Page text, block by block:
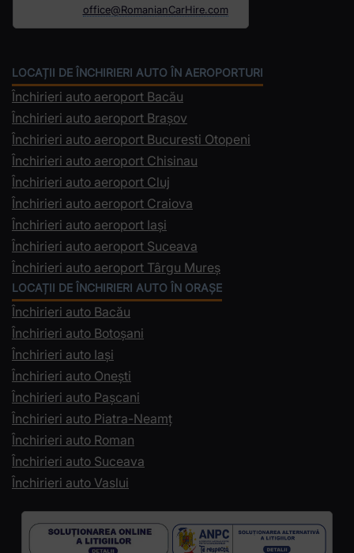
office@RomanianCarHire.com
LOCAȚII DE ÎNCHIRIERI AUTO ÎN AEROPORTURI
Închirieri auto aeroport Bacău
Închirieri auto aeroport Brașov
Închirieri auto aeroport Bucuresti Otopeni
Închirieri auto aeroport Chisinau
Închirieri auto aeroport Cluj
Închirieri auto aeroport Craiova
Închirieri auto aeroport Iași
Închirieri auto aeroport Suceava
Închirieri auto aeroport Târgu Mureș
LOCAȚII DE ÎNCHIRIERI AUTO ÎN ORAȘE
Închirieri auto Bacău
Închirieri auto Botoșani
Închirieri auto Iași
Închirieri auto Onești
Închirieri auto Pașcani
Închirieri auto Piatra-Neamț
Închirieri auto Roman
Închirieri auto Suceava
Închirieri auto Vaslui